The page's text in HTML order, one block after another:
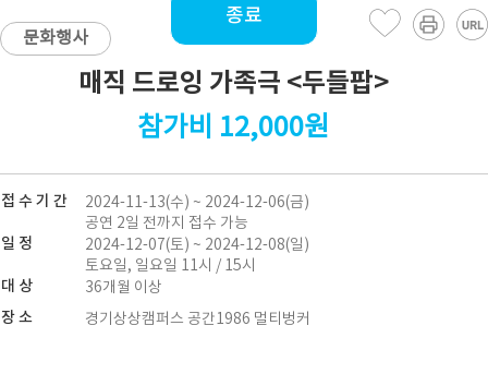
종료
문화행사
매직 드로잉 가족극 <두들팝>
참가비 12,000원
접 수 기 간
2024-11-13(수) ~ 2024-12-06(금)
공연 2일 전까지 접수 가능
일 정
2024-12-07(토) ~ 2024-12-08(일)
토요일, 일요일 11시 / 15시
대 상 36개월 이상
장 소 경기상상캠퍼스 공간1986 멀티벙커